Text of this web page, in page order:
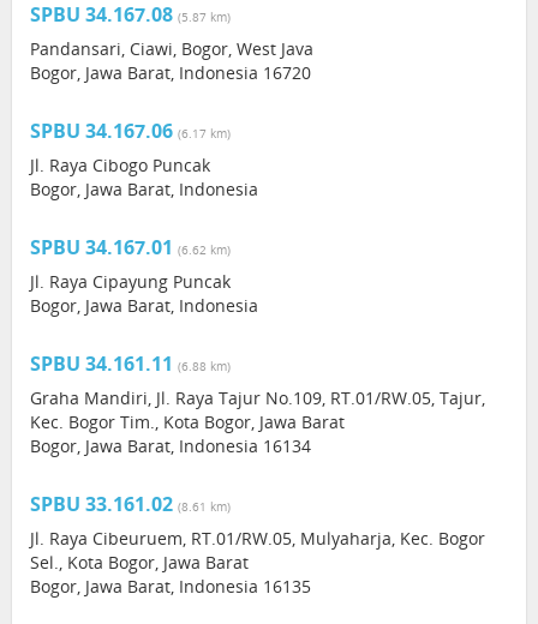
SPBU 34.167.08 (5.87 km)
Pandansari, Ciawi, Bogor, West Java
Bogor, Jawa Barat, Indonesia 16720
SPBU 34.167.06 (6.17 km)
Jl. Raya Cibogo Puncak
Bogor, Jawa Barat, Indonesia
SPBU 34.167.01 (6.62 km)
Jl. Raya Cipayung Puncak
Bogor, Jawa Barat, Indonesia
SPBU 34.161.11 (6.88 km)
Graha Mandiri, Jl. Raya Tajur No.109, RT.01/RW.05, Tajur,
Kec. Bogor Tim., Kota Bogor, Jawa Barat
Bogor, Jawa Barat, Indonesia 16134
SPBU 33.161.02 (8.61 km)
Jl. Raya Cibeuruem, RT.01/RW.05, Mulyaharja, Kec. Bogor
Sel., Kota Bogor, Jawa Barat
Bogor, Jawa Barat, Indonesia 16135